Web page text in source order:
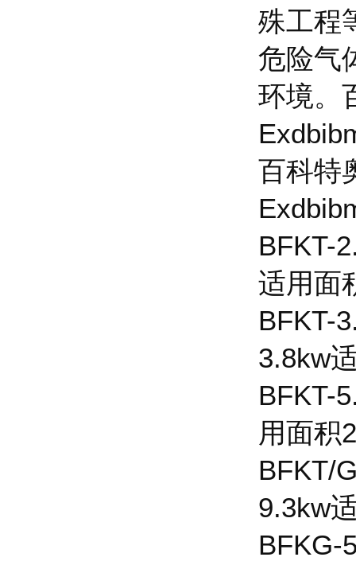
殊工程
危险气
环境。
百科特
BFKT-
适用面
BFKT-
3.8kw
BFKT-
用面积
BFKT/
9.3kw
BFKG-